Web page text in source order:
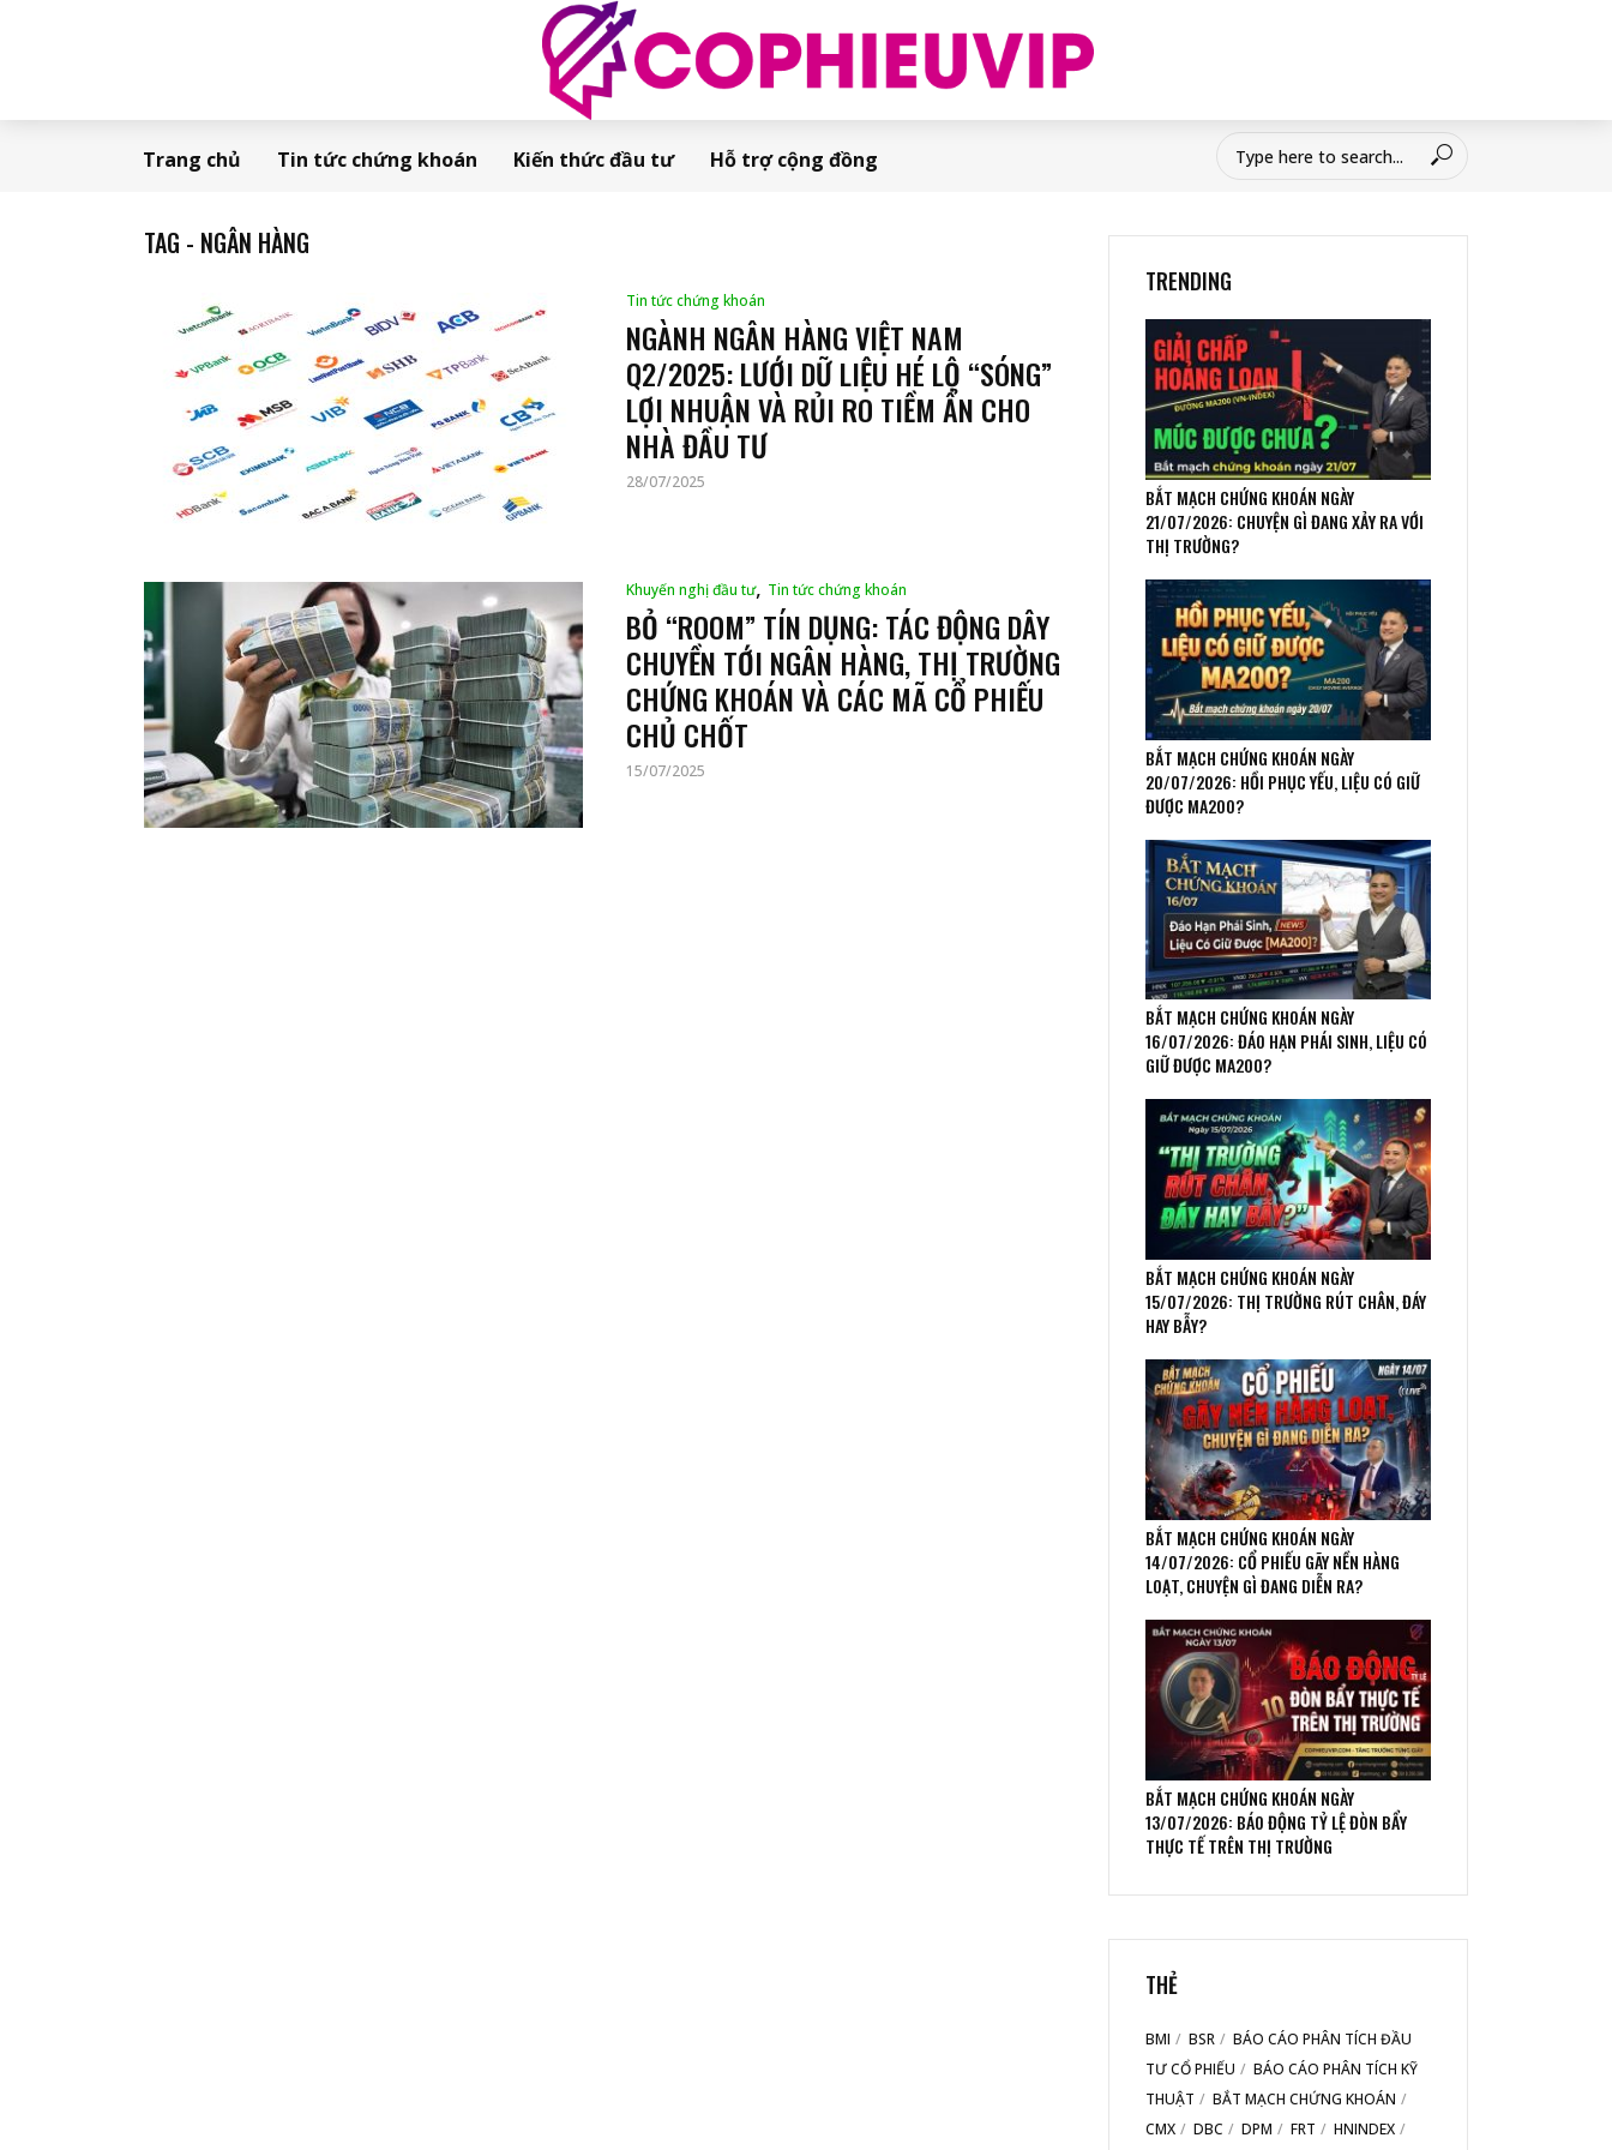
Trang chủ Tin tức chứng khoán Kiến thức đầu tư Hỗ trợ cộng đồng
TAG - NGÂN HÀNG
Tin tức chứng khoán
NGÀNH NGÂN HÀNG VIỆT NAM
Q2/2025: LƯỚI DỮ LIỆU HÉ LỘ “SÓNG”
LỢI NHUẬN VÀ RỦI RO TIỀM ẨN CHO
NHÀ ĐẦU TƯ
28/07/2025
Khuyến nghị đầu tư, Tin tức chứng khoán
BỎ “ROOM” TÍN DỤNG: TÁC ĐỘNG DÂY
CHUYỀN TỚI NGÂN HÀNG, THỊ TRƯỜNG
CHỨNG KHOÁN VÀ CÁC MÃ CỔ PHIẾU
CHỦ CHỐT
15/07/2025
TRENDING
BẮT MẠCH CHỨNG KHOÁN NGÀY
21/07/2026: CHUYỆN GÌ ĐANG XẢY RA VỚI
THỊ TRƯỜNG?
BẮT MẠCH CHỨNG KHOÁN NGÀY
20/07/2026: HỒI PHỤC YẾU, LIỆU CÓ GIỮ
ĐƯỢC MA200?
BẮT MẠCH CHỨNG KHOÁN NGÀY
16/07/2026: ĐÁO HẠN PHÁI SINH, LIỆU CÓ
GIỮ ĐƯỢC MA200?
BẮT MẠCH CHỨNG KHOÁN NGÀY
15/07/2026: THỊ TRƯỜNG RÚT CHÂN, ĐÁY
HAY BẪY?
BẮT MẠCH CHỨNG KHOÁN NGÀY
14/07/2026: CỔ PHIẾU GÃY NỀN HÀNG
LOẠT, CHUYỆN GÌ ĐANG DIỄN RA?
BẮT MẠCH CHỨNG KHOÁN NGÀY
13/07/2026: BÁO ĐỘNG TỶ LỆ ĐÒN BẨY
THỰC TẾ TRÊN THỊ TRƯỜNG
THẺ
BMI BSR
BÁO CÁO PHÂN TÍCH ĐẦU
TƯ CỔ PHIẾU
BÁO CÁO PHÂN TÍCH KỸ
THUẬT
BẮT MẠCH CHỨNG KHOÁN
CMX
DBC DPM FRT
HNINDEX